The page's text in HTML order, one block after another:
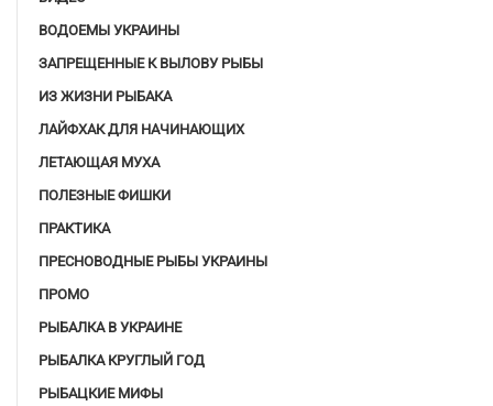
ВОДОЕМЫ УКРАИНЫ
ЗАПРЕЩЕННЫЕ К ВЫЛОВУ РЫБЫ
ИЗ ЖИЗНИ РЫБАКА
ЛАЙФХАК ДЛЯ НАЧИНАЮЩИХ
ЛЕТАЮЩАЯ МУХА
ПОЛЕЗНЫЕ ФИШКИ
ПРАКТИКА
ПРЕСНОВОДНЫЕ РЫБЫ УКРАИНЫ
ПРОМО
РЫБАЛКА В УКРАИНЕ
РЫБАЛКА КРУГЛЫЙ ГОД
РЫБАЦКИЕ МИФЫ